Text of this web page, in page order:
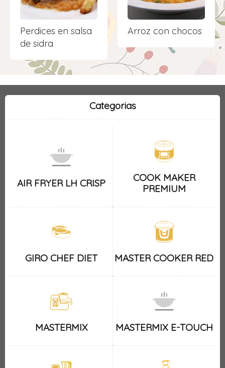
Perdices en salsa
de sidra
Arroz con chocos
Categorias
AIR FRYER LH CRISP
COOK MAKER
PREMIUM
GIRO CHEF DIET MASTER COOKER RED
MASTERMIX MASTERMIX E-TOUCH